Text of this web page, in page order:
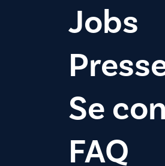
Jobs
Se
FAQ